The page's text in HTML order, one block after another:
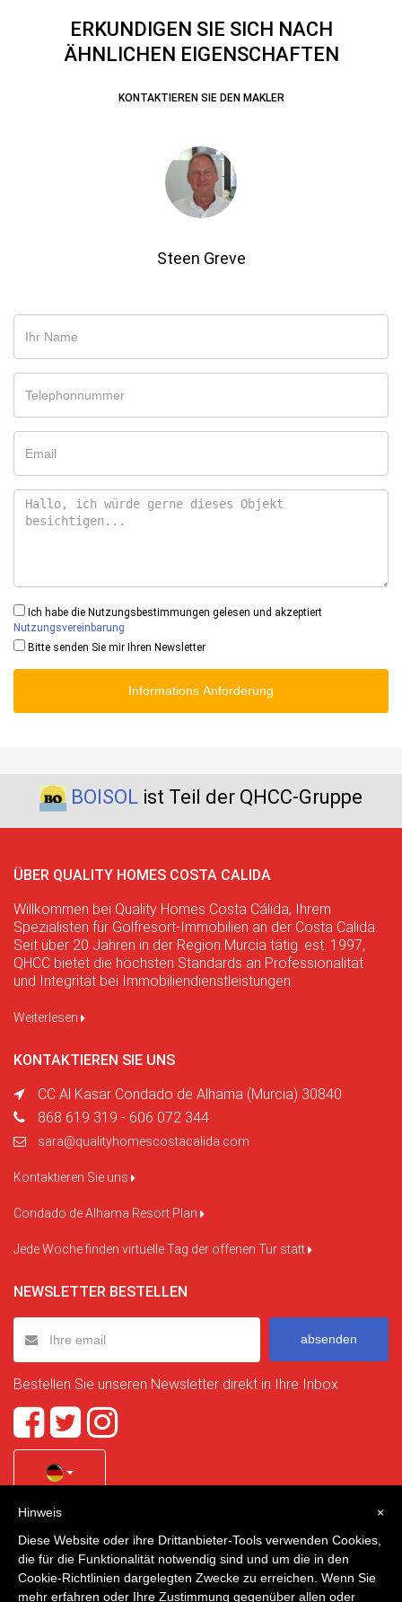
ERKUNDIGEN SIE SICH NACH
ÄHNLICHEN EIGENSCHAFTEN
KONTAKTIEREN SIE DEN MAKLER
Steen Greve
Ich habe die Nutzungsbestimmungen gelesen und akzeptiert
Nutzungsvereinbarung
Bitte senden Sie mir Ihren Newsletter
Informations Anforderung
BOISOL ist Teil der QHCC-Gruppe
ÜBER QUALITY HOMES COSTA CALIDA
Willkommen bei Quality Homes Costa Cálida, Ihrem
Spezialisten für Golfresort-Immobilien an der Costa Calida.
Seit über 20 Jahren in der Region Murcia tätig. est. 1997,
QHCC bietet die höchsten Standards an Professionalität
und Integrität bei Immobiliendienstleistungen.
Weiterlesen
KONTAKTIEREN SIE UNS
CC Al Kasar Condado de Alhama (Murcia) 30840
868 619 319 - 606 072 344
sara@qualityhomescostacalida.com
Kontaktieren Sie uns
Condado de Alhama Resort Plan
Jede Woche finden virtuelle Tag der offenen Tür statt
NEWSLETTER BESTELLEN
absenden
Bestellen Sie unseren Newsletter direkt in Ihre Inbox
Quality Homes Costa Calida is a registered trademark of
La Manga Holiday Home SL duly registered with CIF / tax
no. B-30750053 and address: Bella Luz 07-05, 30389 La
Manga Club, Cartagena, Murcia, Spain.
×
Hinweis
Diese Website oder ihre Drittanbieter-Tools verwenden Cookies,
die für die Funktionalität notwendig sind und um die in den
Cookie-Richtlinien dargelegten Zwecke zu erreichen. Wenn Sie
mehr erfahren oder Ihre Zustimmung gegenüber allen oder